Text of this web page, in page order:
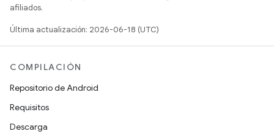
afiliados.
Última actualización: 2026-06-18 (UTC)
COMPILACIÓN
Repositorio de Android
Requisitos
Descarga